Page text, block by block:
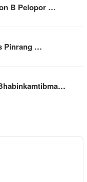
B Pelopor …
Pinrang …